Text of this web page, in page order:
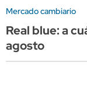
Mercado cambiario
Real blue: a
agosto